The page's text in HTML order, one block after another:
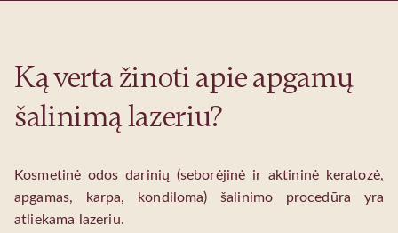
Ką verta žinoti apie apgamų
šalinimą lazeriu?
Kosmetinė odos darinių (seborėjinė ir aktininė keratozė,
apgamas, karpa, kondiloma) šalinimo procedūra yra
atliekama lazeriu.